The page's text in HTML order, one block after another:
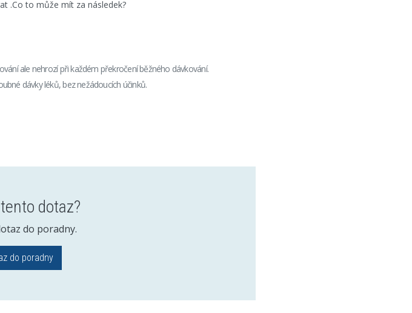
.Co to může mít za následek?
ale nehrozí při každém překročení běžného dávkování.
dávky léků, bez nežádoucích účinků.
dotaz?
do poradny.
do poradny